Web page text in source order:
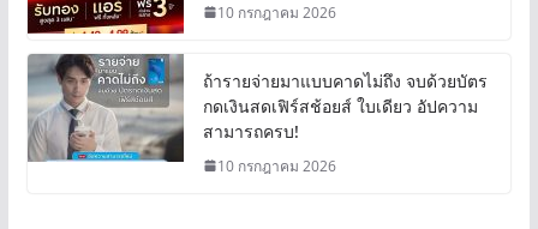
10 กรกฎาคม 2026
ถ้ารายจ่ายมาแบบคาดไม่ถึง จบด้วยบัตร
กดเงินสดเฟิร์สช้อยส์ ใบเดียว อัปความ
สามารถครบ!
10 กรกฎาคม 2026